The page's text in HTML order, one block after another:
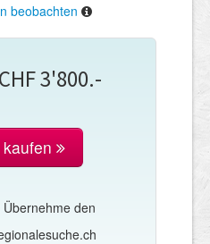
beobachten
3'800.-
Übernehme den